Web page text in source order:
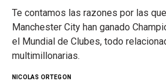
Te contamos las razones por las
Manchester City han ganado
el Mundial de Clubes, todo
multimillonarias.
NICOLAS ORTEGON